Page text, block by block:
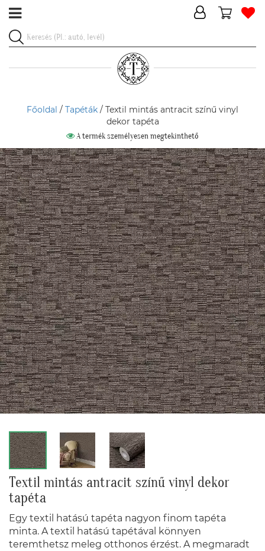
Főoldal / Tapéták / Textil mintás antracit színű vinyl
dekor tapéta
A termék személyesen megtekinthető
Textil mintás antracit színű vinyl dekor
tapéta
Egy textil hatású tapéta nagyon finom tapéta
minta. A textil hatású tapétával könnyen
teremthetsz meleg otthonos érzést. A megmaradt